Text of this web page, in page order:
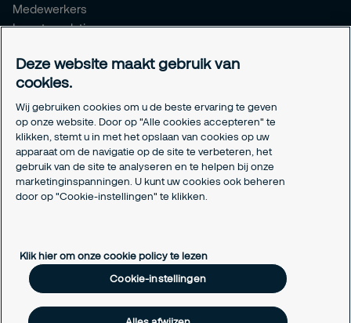
Medewerkers
Investor relations
Certificeringen
Aanmeldformulieren installatiepartners
Juridisch
Privacyverklaring
Algemene voorwaarden
Responsible disclosure
Cookie-instellingen
Deze website maakt gebruik van
cookies.
Wij gebruiken cookies om u de beste ervaring te geven
op onze website. Door op "Alle cookies accepteren" te
klikken, stemt u in met het opslaan van cookies op uw
apparaat om de navigatie op de site te verbeteren, het
gebruik van de site te analyseren en te helpen bij onze
marketinginspanningen. U kunt uw cookies ook beheren
door op "Cookie-instellingen" te klikken.
Klik hier om onze cookie policy te lezen
Cookie-instellingen